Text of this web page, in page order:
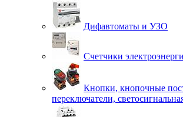
Дифавтоматы и УЗО
Счетчики
Кнопки, кнопочные
переключатели,